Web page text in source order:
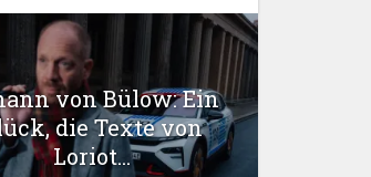
von Bülow: Ein
die Texte von
Loriot...